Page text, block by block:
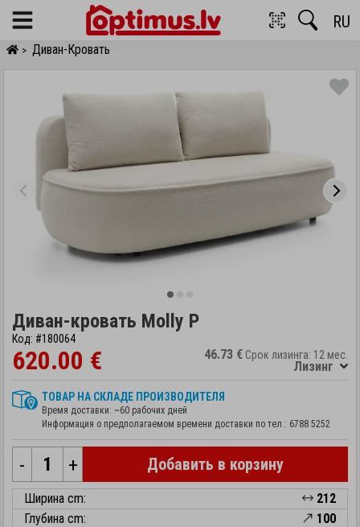
Menu RU
> Диван-Кровать
Диван-кровать Molly P
Код: #180064
620.00 € 46.73 € Срок лизинга: 12 мес.
Лизинг
ТОВАР НА СКЛАДЕ ПРОИЗВОДИТЕЛЯ
Время доставки: ~60 рабочих дней
Информация о предполагаемом времени доставки по тел.: 6788 5252
- + Добавить в корзину
Ширина cm:
212
Глубина cm:
100